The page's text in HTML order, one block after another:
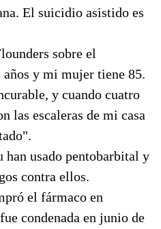
El suicidio asistido es
sobre el
y mi mujer tiene 85.
y cuando cuatro
las escaleras de mi casa
usado pentobarbital y
contra ellos.
el fármaco en
condenada en junio de